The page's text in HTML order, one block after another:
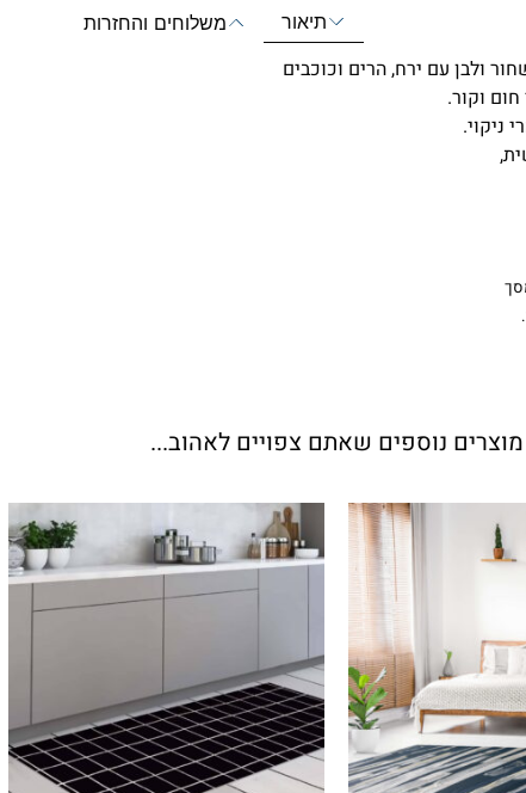
תיאור משלוחים והחזרות
ולבן עם ירח, הרים וכוכבים
ניקוי.
מוצרים נוספים שאתם צפויים לאהוב...